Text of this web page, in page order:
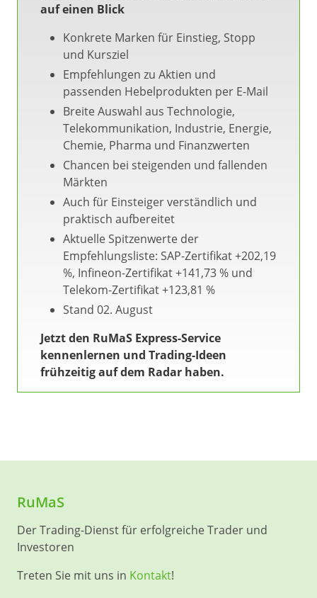
auf einen Blick
Konkrete Marken für Einstieg, Stopp
und Kursziel
Empfehlungen zu Aktien und
passenden Hebelprodukten per E-Mail
Breite Auswahl aus Technologie,
Telekommunikation, Industrie, Energie,
Chemie, Pharma und Finanzwerten
Chancen bei steigenden und fallenden
Märkten
Auch für Einsteiger verständlich und
praktisch aufbereitet
Aktuelle Spitzenwerte der
Empfehlungsliste: SAP-Zertifikat +202,19
%, Infineon-Zertifikat +141,73 % und
Telekom-Zertifikat +123,81 %
Stand 02. August
Jetzt den RuMaS Express-Service
kennenlernen und Trading-Ideen
frühzeitig auf dem Radar haben.
RuMaS
Der Trading-Dienst für erfolgreiche Trader und
Investoren
Treten Sie mit uns in Kontakt!